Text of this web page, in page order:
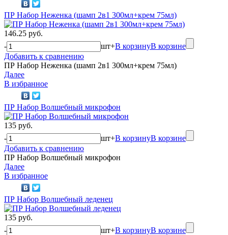
ПР Набор Неженка (шамп 2в1 300мл+крем 75мл)
146.25 руб.
-
шт+В корзинуВ корзине
Добавить к сравнению
ПР Набор Неженка (шамп 2в1 300мл+крем 75мл)
Далее
В избранное
ПР Набор Волшебный микрофон
135 руб.
-
шт+В корзинуВ корзине
Добавить к сравнению
ПР Набор Волшебный микрофон
Далее
В избранное
ПР Набор Волшебный леденец
135 руб.
-
шт+В корзинуВ корзине